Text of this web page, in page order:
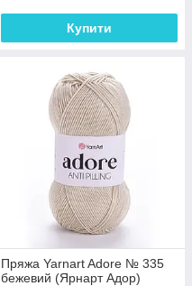
Купити
Пряжа Yarnart Adore № 335
бежевий (Ярнарт Адор)